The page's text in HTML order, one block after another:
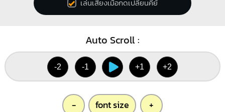
เล่นเสียงเมื่อกดเปลี่ยนคีย์
Auto Scroll :
-2 -1 +1 +2
- font size +